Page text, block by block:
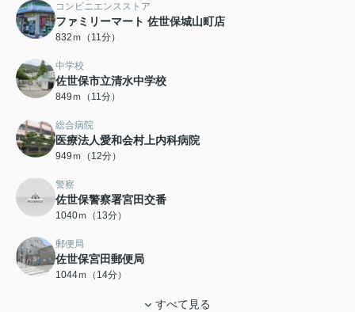
コンビニエンスストア
ファミリーマート 佐世保城山町店
832ｍ（11分）
中学校
佐世保市立清水中学校
849ｍ（11分）
総合病院
医療法人愛和会村上内科病院
949ｍ（12分）
警察
佐世保警察署宮田交番
1040ｍ（13分）
郵便局
佐世保宮田郵便局
1044ｍ（14分）
すべて見る